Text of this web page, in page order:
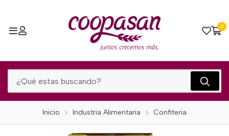
0
Inicio Industria Alimentaria Confiteria